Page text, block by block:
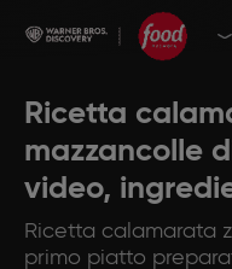
Ricetta
mazzancolle
video,
Ricetta calamarata
primo piatto